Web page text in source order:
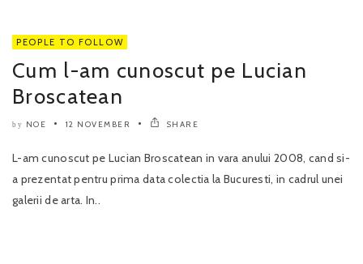
PEOPLE TO FOLLOW
Cum l-am cunoscut pe Lucian
Broscatean
by NOE 12 NOVEMBER SHARE
L-am cunoscut pe Lucian Broscatean in vara anului 2008, cand si-
a prezentat pentru prima data colectia la Bucuresti, in cadrul unei
galerii de arta. In..